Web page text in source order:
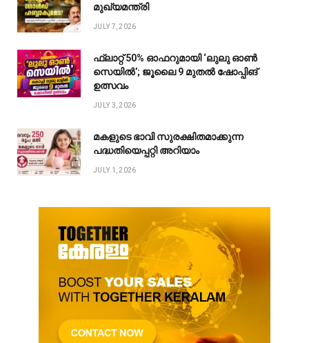
മുഖ്യമന്ത്രി
JULY 7, 2026
ഫ്ലാറ്റ് 50% ഓഫറുമായി ‘ലുലു ഓൺ
സെയിൽ’; ജൂലൈ 9 മുതൽ ഷോപ്പിങ്
ഉത്സവം
JULY 3, 2026
മകളുടെ ഭാവി സുരക്ഷിതമാക്കുന്ന
പദ്ധതിയെപ്പറ്റി അറിയാം
JULY 1, 2026